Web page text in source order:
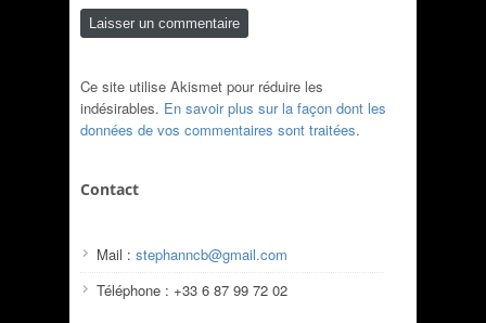
Ce site utilise Akismet pour réduire les
indésirables. En savoir plus sur la façon dont les
données de vos commentaires sont traitées.
Contact
Mail : stephanncb@gmail.com
Téléphone : +33 6 87 99 72 02